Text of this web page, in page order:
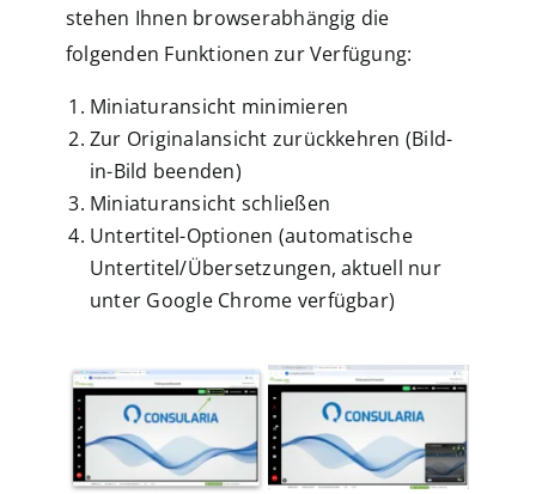
stehen Ihnen browserabhängig die
folgenden Funktionen zur Verfügung:
Miniaturansicht minimieren
Zur Originalansicht zurückkehren (Bild-
in-Bild beenden)
Miniaturansicht schließen
Untertitel-Optionen (automatische
Untertitel/Übersetzungen, aktuell nur
unter Google Chrome verfügbar)